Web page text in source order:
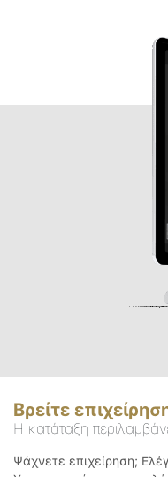
Βρείτε
Η κατάταξη
Ψάχνετε επιχείρηση;